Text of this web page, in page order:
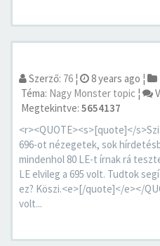
Szerző: 76 ¦ 8 years ago ¦
Téma: Nagy Monster topic ¦
Megtekintve: 5654137
<r><QUOTE><s>[quote]</
696-ot nézegetek, sok
mindenhol 80 LE-t írnak rá
LE elvileg a 695 volt. Tudtok
ez? Köszi.<e>[/quote]</e></
volt...